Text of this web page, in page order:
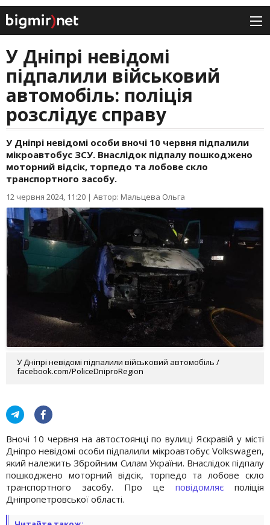
У Дніпрі невідомі
підпалили військовий
автомобіль: поліція
розслідує справу
У Дніпрі невідомі особи вночі 10 червня підпалили
мікроавтобус ЗСУ. Внаслідок підпалу пошкоджено
моторний відсік, торпедо та лобове скло
транспортного засобу.
12 червня 2024, 11:20 | Автор: Мальцева Ольга
У Дніпрі невідомі підпалили військовий автомобіль /
facebook.com/PoliceDniproRegion
Вночі 10 червня на автостоянці по вулиці Яскравій у місті
Дніпро невідомі особи підпалили мікроавтобус Volkswagen,
який належить Збройним Силам України. Внаслідок підпалу
пошкоджено моторний відсік, торпедо та лобове скло
транспортного засобу. Про це повідомляє поліція
Дніпропетровської області.